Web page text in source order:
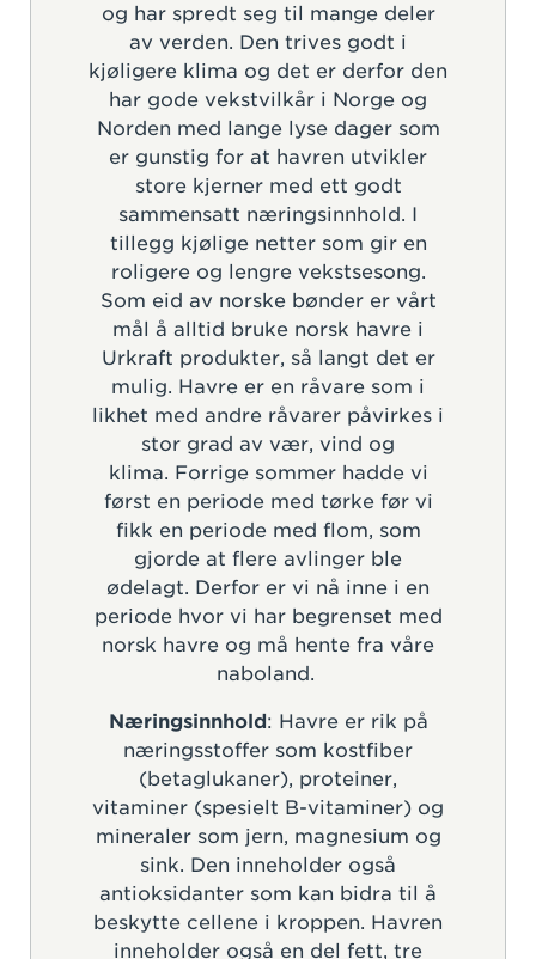
og har spredt seg til mange deler
av verden. Den trives godt i
kjøligere klima og det er derfor den
har gode vekstvilkår i Norge og
Norden med lange lyse dager som
er gunstig for at havren utvikler
store kjerner med ett godt
sammensatt næringsinnhold. I
tillegg kjølige netter som gir en
roligere og lengre vekstsesong.
Som eid av norske bønder er vårt
mål å alltid bruke norsk havre i
Urkraft produkter, så langt det er
mulig. Havre er en råvare som i
likhet med andre råvarer påvirkes i
stor grad av vær, vind og
klima. Forrige sommer hadde vi
først en periode med tørke før vi
fikk en periode med flom, som
gjorde at flere avlinger ble
ødelagt. Derfor er vi nå inne i en
periode hvor vi har begrenset med
norsk havre og må hente fra våre
naboland.
Næringsinnhold: Havre er rik på
næringsstoffer som kostfiber
(betaglukaner), proteiner,
vitaminer (spesielt B-vitaminer) og
mineraler som jern, magnesium og
sink. Den inneholder også
antioksidanter som kan bidra til å
beskytte cellene i kroppen. Havren
inneholder også en del fett, tre